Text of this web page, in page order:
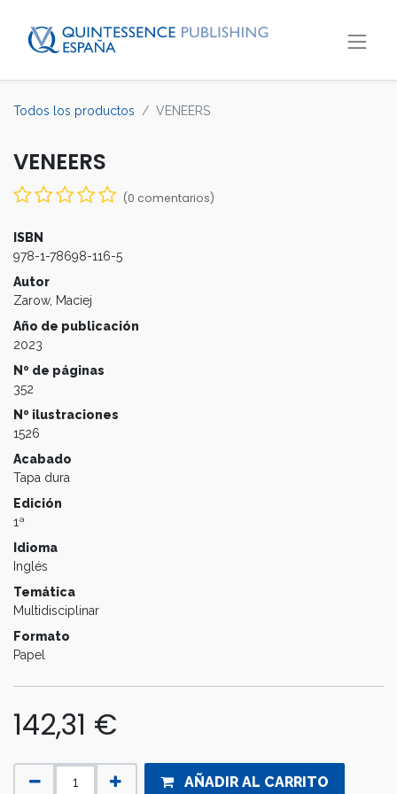
Todos los productos VENEERS
VENEERS
(0 comentarios)
ISBN
978-1-78698-116-5
Autor
Zarow, Maciej
Año de publicación
2023
Nº de páginas
352
Nº ilustraciones
1526
Acabado
Tapa dura
Edición
1ª
Idioma
Inglés
Temática
Multidisciplinar
Formato
Papel
142,31 €
AÑADIR AL CARRITO